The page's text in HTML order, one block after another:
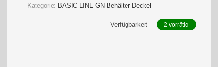
Kategorie: BASIC LINE GN-Behälter Deckel
Verfügbarkeit 2 vorrätig